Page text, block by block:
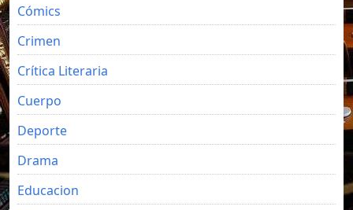
Cómics
Crimen
Crítica Literaria
Cuerpo
Deporte
Drama
Educacion